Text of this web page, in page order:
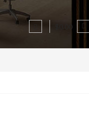
$0.00